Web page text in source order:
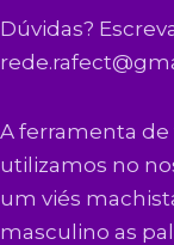
Dúvidas?
A ferramenta
utilizamos no
um viés
masculino as